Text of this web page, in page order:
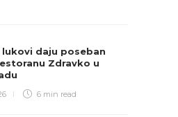
lukovi daju poseban
Zdravko u
6 min read